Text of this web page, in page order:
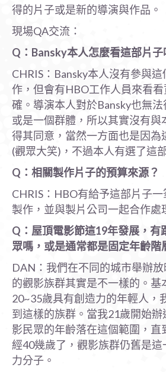
得的片子或是新的導演與作品。
現場QA交流：
Q ：Bansky本人怎麼看這部片子
CHRIS：Bansky本人沒有參與
作，但會有HBO工作人員來看
確。導演本人對於Bansky也無
或是一個群體，所以其實沒有與
得其同意，當然一方面也是因為
(觀眾大笑)，不過本人有選了這
Q ：相關製作片子的預算來源？
CHRIS：HBO有給予這部片子
製作，並與製片公司一起合作處
Q ：屋頂電影節這19年發展，有
眾嗎，或是通常都是固定年齡階
DAN：我們在不同的城市舉辦
的觀影族群其實是不一樣的。基
20~35歲具有創造力的年輕人，
到這樣的族群。當我21歲開始
影民眾的年齡落在這個範圍，直
經40幾歲了，觀影族群仍舊是
力分子。